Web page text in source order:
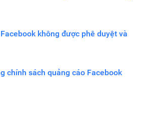
không được phê duyệt và
chính sách quảng cáo Facebook